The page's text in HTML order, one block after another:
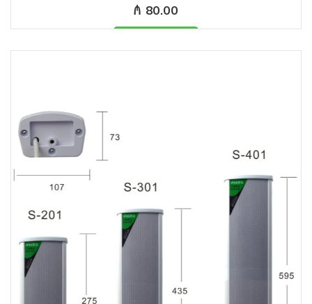
₼ 80.00
Məhsul mövcüddur